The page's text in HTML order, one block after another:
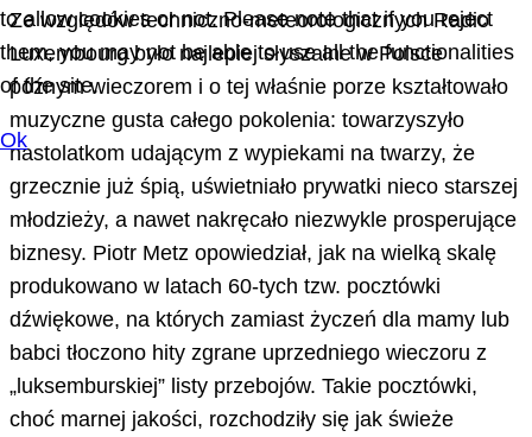
Ze względów techniczno-meteorologicznych Radio
Luxembourg było najlepiej słyszalne w Polsce
późnym wieczorem i o tej właśnie porze kształtowało
muzyczne gusta całego pokolenia: towarzyszyło
nastolatkom udającym z wypiekami na twarzy, że
grzecznie już śpią, uświetniało prywatki nieco starszej
młodzieży, a nawet nakręcało niezwykle prosperujące
biznesy. Piotr Metz opowiedział, jak na wielką skalę
produkowano w latach 60-tych tzw. pocztówki
dźwiękowe, na których zamiast życzeń dla mamy lub
babci tłoczono hity zgrane uprzedniego wieczoru z
„luksemburskiej” listy przebojów. Takie pocztówki,
choć marnej jakości, rozchodziły się jak świeże
to allow cookies or not. Please note that if you reject
them, you may not be able to use all the functionalities
of the site.
Ok